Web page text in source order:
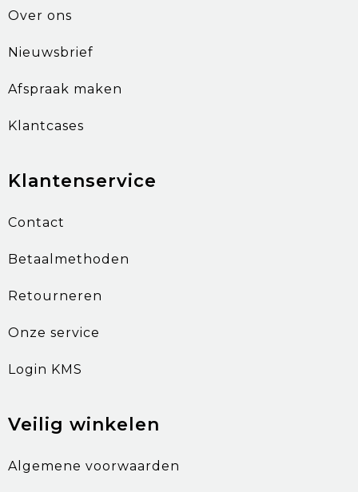
Over ons
Nieuwsbrief
Afspraak maken
Klantcases
Klantenservice
Contact
Betaalmethoden
Retourneren
Onze service
Login KMS
Veilig winkelen
Algemene voorwaarden